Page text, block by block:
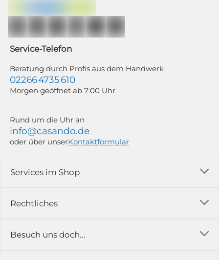
casando (Holz-Richter GmbH) sowie zur Interessen-Analyse durch
jederzeit mit Wirkung für die Zukunft und ohne Angabe von Gründen
Weitere Informationen findest du in unserer Datenschutzerklärung.
Rechtliches
Impressum
Services im Shop
Versandkosten
Erfahrungsberichte & Bewertungen
Besuch uns doch...
Service-Telefon
Beratung durch Profis aus dem Handwerk
02266 4735 610
Morgen geöffnet ab 7:00 Uhr
Rund um die Uhr an
info@casando.de
oder über unserKontaktformular